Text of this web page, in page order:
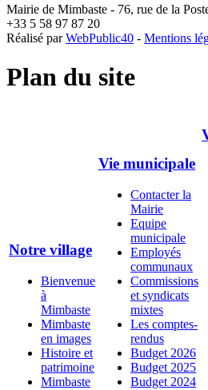
Mairie de Mimbaste - 76, rue de la
+33 5 58 97 87 20
Réalisé parWebPublic40 - Mentions
Plan du site
Notre village
Bienvenue
à
Mimbaste
Mimbaste
en images
Histoire et
patrimoine
Mimbaste
Vie municipale
Contacter la
Mairie
Equipe
municipale
Employés
communaux
Commissions
et syndicats
mixtes
Les comptes-
rendus
Budget 2026
Budget 2025
Budget 2024